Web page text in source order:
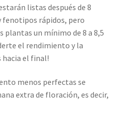
listas después de 8
fenotipos rápidos, pero
plantas un mínimo de 8 a 8,5
el rendimiento y la
hacia el final!
menos perfectas se
extra de floración, es decir,